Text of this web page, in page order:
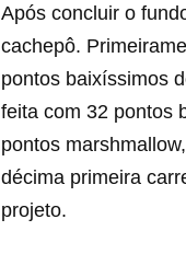
Após concluir o
cachepô.
pontos baixíssimos
feita com 32 pontos
pontos
décima primeira
projeto.